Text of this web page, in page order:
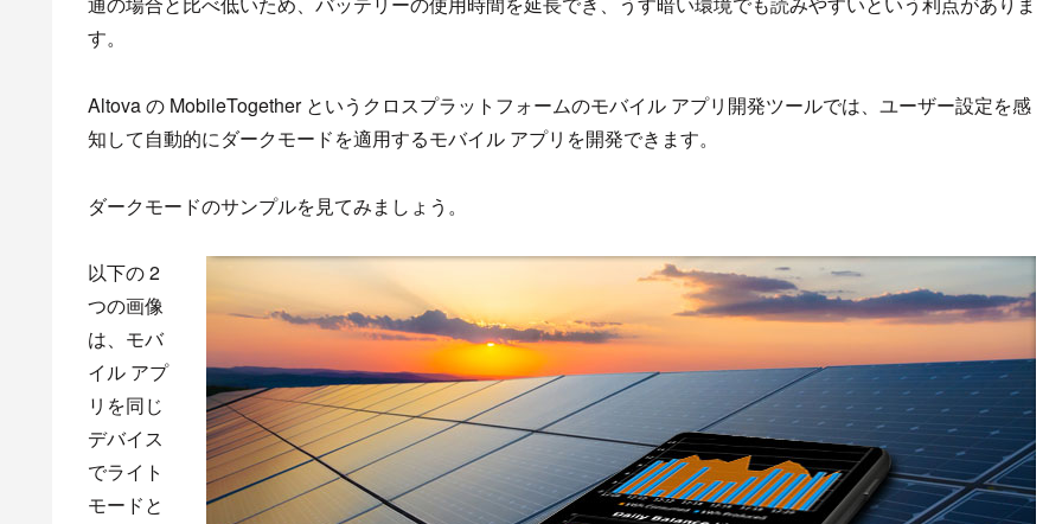
す。
Altova の MobileTogether というクロスプラットフォームのモバイル アプリ開発ツールでは、ユーザー設定を感
知して自動的にダークモードを適用するモバイル アプリを開発できます。
ダークモードのサンプルを見てみましょう。
以下の 2
つの画像
は、モバ
イル アプ
リを同じ
デバイス
でライト
モードと